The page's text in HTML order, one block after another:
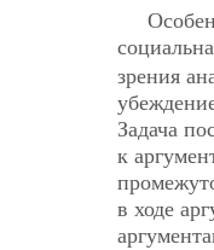
зрения
Задача
к
в ходе